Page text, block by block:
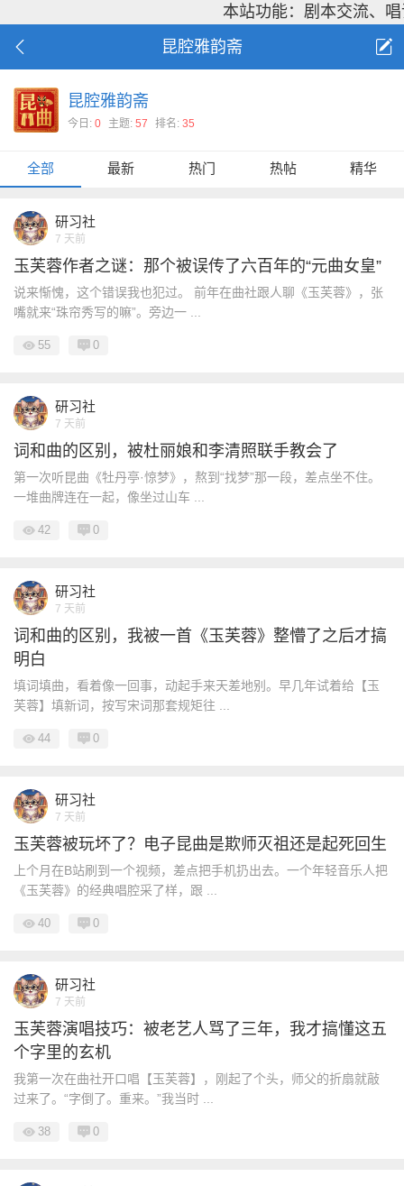
本站功能：剧本交流、
昆腔雅韵斋
昆腔雅韵斋
今日: 0 主题: 57 排名: 35
全部 最新 热门 热帖 精华
研习社
7 天前
玉芙蓉作者之谜：那个被误传了六百年的“元曲女皇”
说来惭愧，这个错误我也犯过。 前年在曲社跟人聊《玉芙蓉》，张
嘴就来“珠帘秀写的嘛”。旁边一 ...
55 0
研习社
7 天前
词和曲的区别，被杜丽娘和李清照联手教会了
第一次听昆曲《牡丹亭·惊梦》，熬到“找梦”那一段，差点坐不住。
一堆曲牌连在一起，像坐过山车 ...
42 0
研习社
7 天前
词和曲的区别，我被一首《玉芙蓉》整懵了之后才搞
明白
填词填曲，看着像一回事，动起手来天差地别。早几年试着给【玉
芙蓉】填新词，按写宋词那套规矩往 ...
44 0
研习社
7 天前
玉芙蓉被玩坏了？电子昆曲是欺师灭祖还是起死回生
上个月在B站刷到一个视频，差点把手机扔出去。一个年轻音乐人把
《玉芙蓉》的经典唱腔采了样，跟 ...
40 0
研习社
7 天前
玉芙蓉演唱技巧：被老艺人骂了三年，我才搞懂这五
个字里的玄机
我第一次在曲社开口唱【玉芙蓉】，刚起了个头，师父的折扇就敲
过来了。“字倒了。重来。”我当时 ...
38 0